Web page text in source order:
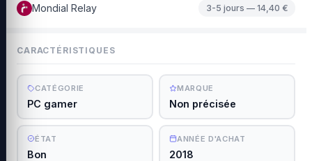
CARACTÉRISTIQUES
CATÉGORIE
PC gamer
MARQUE
Non précisée
ÉTAT
Bon
ANNÉE D'ACHAT
2018
Mondial Relay 3-5 jours — 14,40 €